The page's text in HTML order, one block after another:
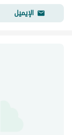
الإيميل